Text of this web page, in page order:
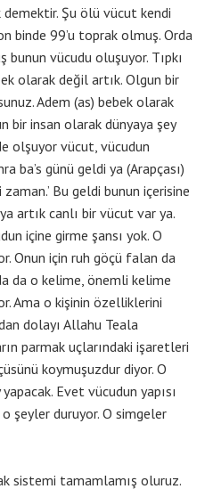
Şu ölü vücut kendi
binde 99’u toprak olmuş. Orda
vücudu oluşuyor. Tıpkı
olarak değil artık. Olgun bir
Adem (as) bebek olarak
bir insan olarak dünyaya şey
olşuyor vücut, vücudun
ba’s günü geldi ya (Arapçası)
Bu geldi bunun içerisine
artık canlı bir vücut var ya.
içine girme şansı yok. O
Onun için ruh göçü falan da
da o kelime, önemli kelime
Ama o kişinin özelliklerini
dolayı Allahu Teala
parmak uçlarındaki işaretleri
koymuşuzdur diyor. O
Evet vücudun yapısı
şeyler duruyor. O simgeler
sistemi tamamlamış oluruz.